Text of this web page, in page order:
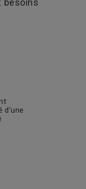
besoins